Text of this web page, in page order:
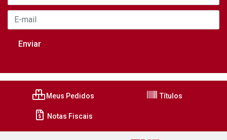
Meus Pedidos Títulos
Notas Fiscais